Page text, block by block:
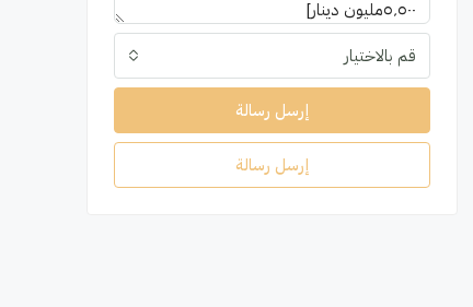
قم بالاختيار
إرسل رسالة
إرسل رسالة